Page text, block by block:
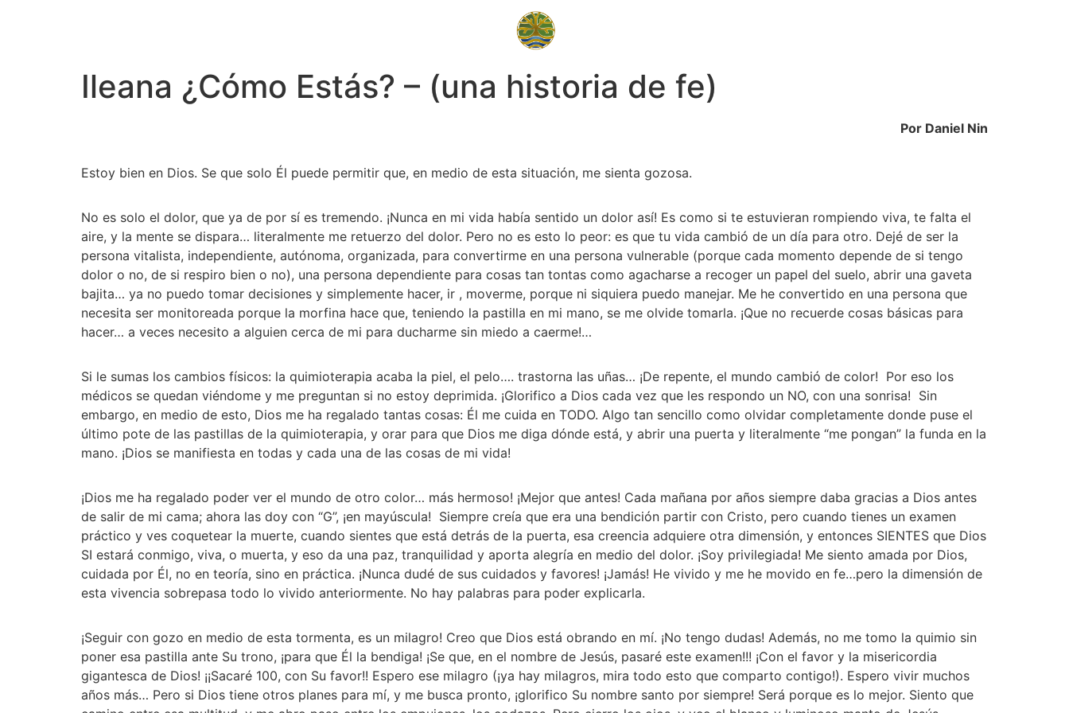
Ileana ¿Cómo Estás? – (una historia de fe)
Por Daniel Nin
Estoy bien en Dios. Se que solo Él puede permitir que, en medio de esta situación, me sienta gozosa.
No es solo el dolor, que ya de por sí es tremendo. ¡Nunca en mi vida había sentido un dolor así! Es como si te estuvieran rompiendo viva, te falta el
aire, y la mente se dispara… literalmente me retuerzo del dolor. Pero no es esto lo peor: es que tu vida cambió de un día para otro. Dejé de ser la
persona vitalista, independiente, autónoma, organizada, para convertirme en una persona vulnerable (porque cada momento depende de si tengo
dolor o no, de si respiro bien o no), una persona dependiente para cosas tan tontas como agacharse a recoger un papel del suelo, abrir una gaveta
bajita… ya no puedo tomar decisiones y simplemente hacer, ir , moverme, porque ni siquiera puedo manejar. Me he convertido en una persona que
necesita ser monitoreada porque la morfina hace que, teniendo la pastilla en mi mano, se me olvide tomarla. ¡Que no recuerde cosas básicas para
hacer… a veces necesito a alguien cerca de mi para ducharme sin miedo a caerme!…
Si le sumas los cambios físicos: la quimioterapia acaba la piel, el pelo…. trastorna las uñas… ¡De repente, el mundo cambió de color!  Por eso los
médicos se quedan viéndome y me preguntan si no estoy deprimida. ¡Glorifico a Dios cada vez que les respondo un NO, con una sonrisa!  Sin
embargo, en medio de esto, Dios me ha regalado tantas cosas: Él me cuida en TODO. Algo tan sencillo como olvidar completamente donde puse el
último pote de las pastillas de la quimioterapia, y orar para que Dios me diga dónde está, y abrir una puerta y literalmente “me pongan” la funda en la
mano. ¡Dios se manifiesta en todas y cada una de las cosas de mi vida!
¡Dios me ha regalado poder ver el mundo de otro color… más hermoso! ¡Mejor que antes! Cada mañana por años siempre daba gracias a Dios antes
de salir de mi cama; ahora las doy con “G”, ¡en mayúscula!  Siempre creía que era una bendición partir con Cristo, pero cuando tienes un examen
práctico y ves coquetear la muerte, cuando sientes que está detrás de la puerta, esa creencia adquiere otra dimensión, y entonces SIENTES que Dios
SI estará conmigo, viva, o muerta, y eso da una paz, tranquilidad y aporta alegría en medio del dolor. ¡Soy privilegiada! Me siento amada por Dios,
cuidada por Él, no en teoría, sino en práctica. ¡Nunca dudé de sus cuidados y favores! ¡Jamás! He vivido y me he movido en fe…pero la dimensión de
esta vivencia sobrepasa todo lo vivido anteriormente. No hay palabras para poder explicarla.
¡Seguir con gozo en medio de esta tormenta, es un milagro! Creo que Dios está obrando en mí. ¡No tengo dudas! Además, no me tomo la quimio sin
poner esa pastilla ante Su trono, ¡para que Él la bendiga! ¡Se que, en el nombre de Jesús, pasaré este examen!!! ¡Con el favor y la misericordia
gigantesca de Dios! ¡¡Sacaré 100, con Su favor!! Espero ese milagro (¡ya hay milagros, mira todo esto que comparto contigo!). Espero vivir muchos
años más… Pero si Dios tiene otros planes para mí, y me busca pronto, ¡glorifico Su nombre santo por siempre! Será porque es lo mejor. Siento que